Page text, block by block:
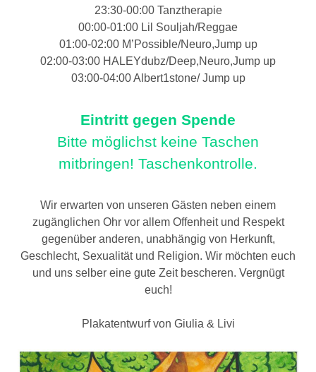
23:30-00:00 Tanztherapie
00:00-01:00 Lil Souljah/Reggae
01:00-02:00 M’Possible/Neuro,Jump up
02:00-03:00 HALEYdubz/Deep,Neuro,Jump up
03:00-04:00 Albert1stone/ Jump up
Eintritt gegen Spende
Bitte möglichst keine Taschen
mitbringen! Taschenkontrolle.
Wir erwarten von unseren Gästen neben einem
zugänglichen Ohr vor allem Offenheit und Respekt
gegenüber anderen, unabhängig von Herkunft,
Geschlecht, Sexualität und Religion. Wir möchten euch
und uns selber eine gute Zeit bescheren. Vergnügt
euch!
Plakatentwurf von Giulia & Livi